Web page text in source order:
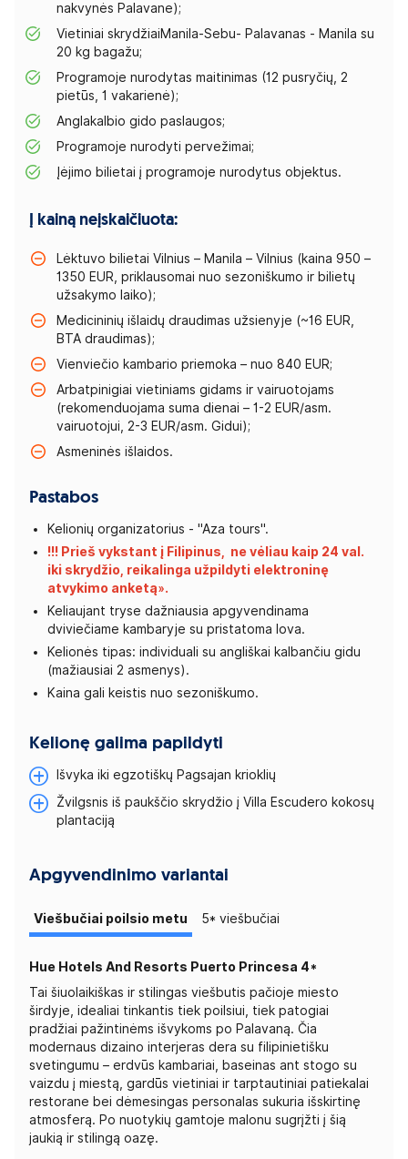
nakvynės Palavane);
Vietiniai skrydžiaiManila-Sebu- Palavanas - Manila su
20 kg bagažu;
Programoje nurodytas maitinimas (12 pusryčių, 2
pietūs, 1 vakarienė);
Anglakalbio gido paslaugos;
Programoje nurodyti pervežimai;
Įėjimo bilietai į programoje nurodytus objektus.
Į kainą neįskaičiuota:
Lėktuvo bilietai Vilnius – Manila – Vilnius (kaina 950 –
1350 EUR, priklausomai nuo sezoniškumo ir bilietų
užsakymo laiko);
Medicininių išlaidų draudimas užsienyje (~16 EUR,
BTA draudimas);
Vienviečio kambario priemoka – nuo 840 EUR;
Arbatpinigiai vietiniams gidams ir vairuotojams
(rekomenduojama suma dienai – 1-2 EUR/asm.
vairuotojui, 2-3 EUR/asm. Gidui);
Asmeninės išlaidos.
Pastabos
Kelionių organizatorius - "Aza tours".
!!! Prieš vykstant į Filipinus, ne vėliau kaip 24 val.
iki skrydžio, reikalinga užpildyti elektroninę
atvykimo anketą».
Keliaujant tryse dažniausia apgyvendinama
dviviečiame kambaryje su pristatoma lova.
Kelionės tipas: individuali su angliškai kalbančiu gidu
(mažiausiai 2 asmenys).
Kaina gali keistis nuo sezoniškumo.
Kelionę galima papildyti
Išvyka iki egzotiškų Pagsajan krioklių
Žvilgsnis iš paukščio skrydžio į Villa Escudero kokosų
plantaciją
Apgyvendinimo variantai
Viešbučiai poilsio metu 5* viešbučiai
Hue Hotels And Resorts Puerto Princesa 4*
Tai šiuolaikiškas ir stilingas viešbutis pačioje miesto
širdyje, idealiai tinkantis tiek poilsiui, tiek patogiai
pradžiai pažintinėms išvykoms po Palavaną. Čia
modernaus dizaino interjeras dera su filipinietišku
svetingumu – erdvūs kambariai, baseinas ant stogo su
vaizdu į miestą, gardūs vietiniai ir tarptautiniai patiekalai
restorane bei dėmesingas personalas sukuria išskirtinę
atmosferą. Po nuotykių gamtoje malonu sugrįžti į šią
jaukią ir stilingą oazę.